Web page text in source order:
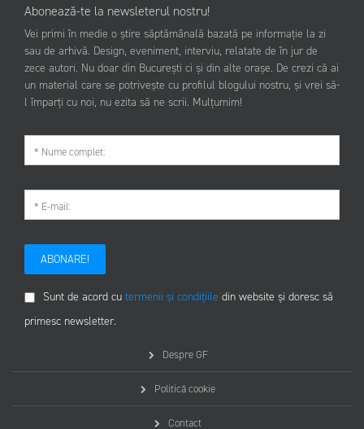
Abonează-te la newsleterul nostru!
Vei primi în medie o știre săptămânală bazată pe informație la zi
sau de arhivă. Design, eveniment, interviu, relatate de în jur de
zece autori. Nu doar din București ci și din alte orașe. De crezi că ai
un material care se potrivește cu profilul blogului nostru, și vrei să-
l împarți cu noi, nu ezita să ne scrii. Mulțumim!
ABONARE!
Sunt de acord cu termenii și condițiile din website și doresc să
primesc newsletter.
Despre GF
Politică cookie
Contact